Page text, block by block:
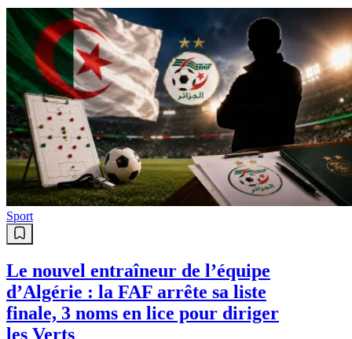
Sport
Le nouvel entraîneur de l’équipe
d’Algérie : la FAF arrête sa liste
finale, 3 noms en lice pour diriger
les Verts